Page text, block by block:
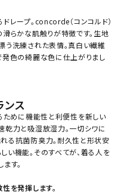
レープ。concorde（コンコルド）
らかな肌触りが特徴です。生地
う洗練された表情。真白い繊維
発色の綺麗な色に仕上がりまし
ス
ために機能性と利便性を新しい
乾力と吸湿放湿力。一切シワに
る抗菌防臭力。耐久性と形状安
い機能。そのすべてが、着る人を
す。
を発揮します。